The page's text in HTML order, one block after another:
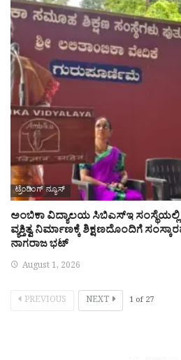
ಟ್ರೆಂಡಿಂಗ್ ನ್ಯೂಸ್
ಅಂಬಿಕಾ ವಿದ್ಯಾಲಯ ಸಿಬಿಎಸ್‌ಇ
ವ್ಯಕ್ತಿತ್ವ ನಿರ್ಮಾಣಕ್ಕೆ ಶಿಕ್ಷಣದೊಂದಿಗೆ
ನಾಗರಾಜ ಭಟ್
August 1, 2026
PREVIOUS NEXT 1 of27